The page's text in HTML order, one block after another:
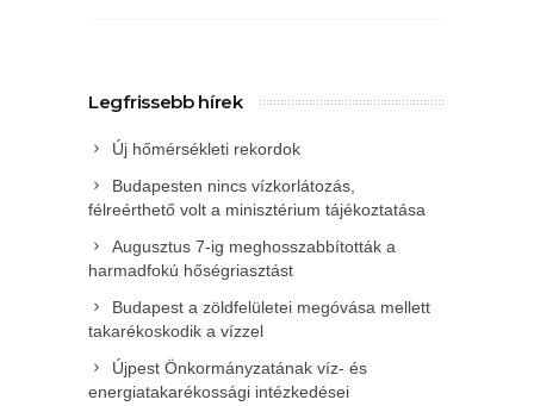
Legfrissebb hírek
Új hőmérsékleti rekordok
Budapesten nincs vízkorlátozás,
félreérthető volt a minisztérium tájékoztatása
Augusztus 7-ig meghosszabbították a
harmadfokú hőségriasztást
Budapest a zöldfelületei megóvása mellett
takarékoskodik a vízzel
Újpest Önkormányzatának víz- és
energiatakarékossági intézkedései